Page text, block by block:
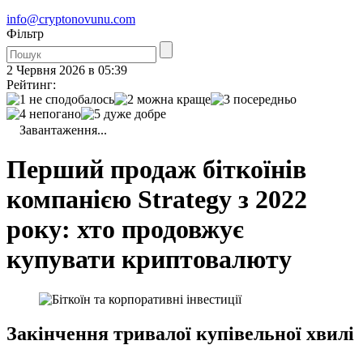
info@cryptonovunu.com
Фiльтр
2 Червня 2026 в 05:39
Рейтинг:
Завантаження...
Перший продаж біткоїнів
компанією Strategy з 2022
року: хто продовжує
купувати криптовалюту
Закінчення тривалої купівельної хвилі